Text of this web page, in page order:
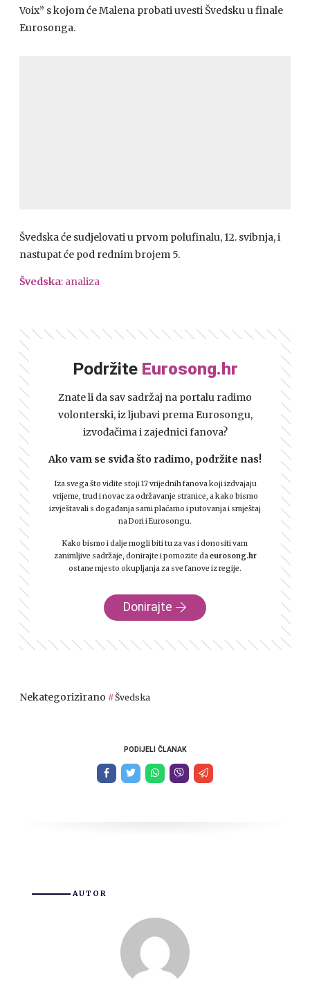
Voix” s kojom će Malena probati uvesti Švedsku u finale
Eurosonga.
Švedska će sudjelovati u prvom polufinalu, 12. svibnja, i
nastupat će pod rednim brojem 5.
Švedska: analiza
Podržite Eurosong.hr
Znate li da sav sadržaj na portalu radimo
volonterski, iz ljubavi prema Eurosongu,
izvođačima i zajednici fanova?
Ako vam se sviđa što radimo, podržite nas!
Iza svega što vidite stoji 17 vrijednih fanova koji izdvajaju
vrijeme, trud i novac za održavanje stranice, a kako bismo
izvještavali s događanja sami plaćamo i putovanja i smještaj
na Dori i Eurosongu.
Kako bismo i dalje mogli biti tu za vas i donositi vam
zanimljive sadržaje, donirajte i pomozite da eurosong.hr
ostane mjesto okupljanja za sve fanove iz regije.
Donirajte
Nekategorizirano Švedska
PODIJELI ČLANAK
AUTOR